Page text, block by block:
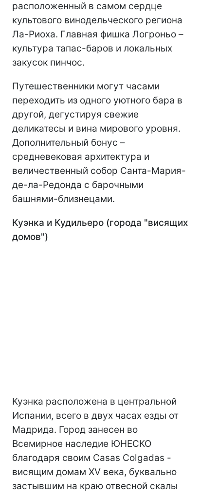
расположенный в самом сердце
культового винодельческого региона
Ла-Риоха. Главная фишка Логроньо –
культура тапас-баров и локальных
закусок пинчос.
Путешественники могут часами
переходить из одного уютного бара в
другой, дегустируя свежие
деликатесы и вина мирового уровня.
Дополнительный бонус –
средневековая архитектура и
величественный собор Санта-Мария-
де-ла-Редонда с барочными
башнями-близнецами.
Куэнка и Кудильеро (города "висящих
домов")
Куэнка расположена в центральной
Испании, всего в двух часах езды от
Мадрида. Город занесен во
Всемирное наследие ЮНЕСКО
благодаря своим Casas Colgadas -
висящим домам XV века, буквально
застывшим на краю отвесной скалы